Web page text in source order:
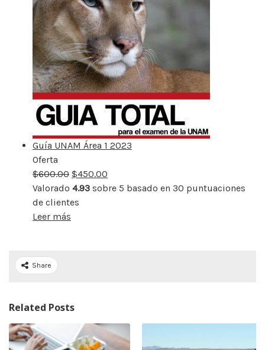
Guía UNAM Área 1 2023
Oferta
rebajado
$600.00 $450.00
Valorado 4.93 sobre 5 basado en 30 puntuaciones
de clientes
Leer más
Share
Related Posts